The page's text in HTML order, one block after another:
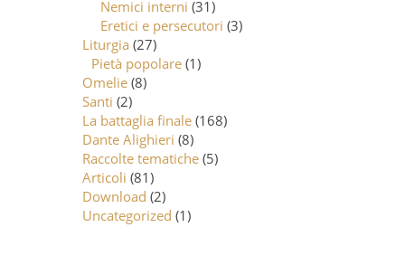
Nemici interni (31)
Eretici e persecutori (3)
Liturgia (27)
Pietà popolare (1)
Omelie (8)
Santi (2)
La battaglia finale (168)
Dante Alighieri (8)
Raccolte tematiche (5)
Articoli (81)
Download (2)
Uncategorized (1)